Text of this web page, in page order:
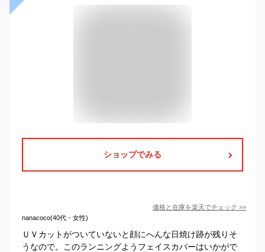
ショップでみる
価格と在庫を楽天でチェック >>
nanacoco(40代・女性)
ＵＶカットがついていないと顔にへんな日焼け跡が残りそ
うなので。このランニングようフェイスカバーはいかがで